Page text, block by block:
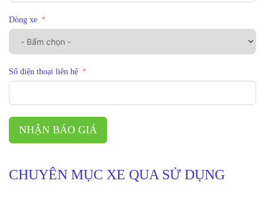
Dòng xe
Số điện thoại liên hệ
NHẬN BÁO GIÁ
CHUYÊN MỤC XE QUA SỬ DỤNG